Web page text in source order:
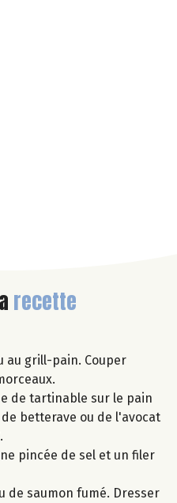
recette
au grill-pain. Couper
de tartinable sur le pain
betterave ou de l'avocat
pincée de sel et un filer
de saumon fumé. Dresser